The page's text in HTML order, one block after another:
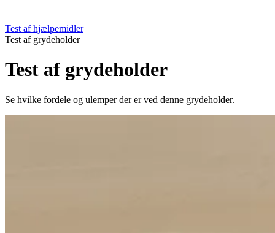
Test af hjælpemidler
Test af grydeholder
Test af grydeholder
Se hvilke fordele og ulemper der er ved denne grydeholder.